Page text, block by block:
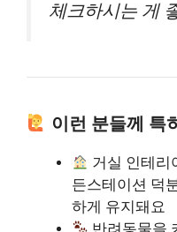
체크하시는 게
이런 분들께 특
거실 인테리
든스테이션 덕
하게 유지돼요